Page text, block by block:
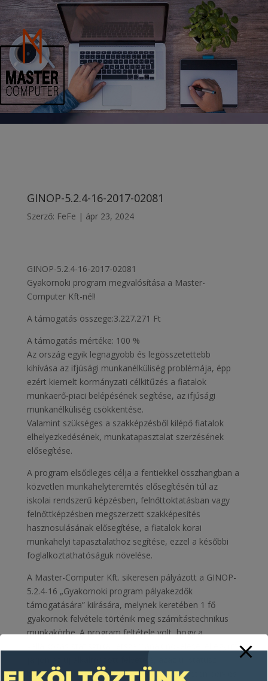
GINOP-5.2.4-16-2017-02081
Szerző: FeFe | ápr 23, 2024
GINOP-5.2.4-16-2017-02081
Gyakornoki program megvalósítása a Master-
Computer Kft-nél!
A támogatás összege:3.227.271 Ft
A támogatás mértéke: 100 %
Az ország egyik legnagyobb és legösszetettebb
kihívása az ifjúsági munkanélküliség problémája, épp
ezért kiemelt kormányzati célkitűzés a fiatalok
munkaerő-piaci belépésének segítése, az ifjúsági
munkanélküliség csökkentése.
Valamint szükséges a szakképzésből kilépő fiatalok
elhelyezkedésének, munkatapasztalat szerzésének
elősegítése.
A program elsődleges célja a fentiekkel összhangban a
közvetlen munkahelyteremtés elősegítésén túl az
iskolai rendszerű képzésben, felnőttoktatásban vagy
felnőttképzésben megszerzett szakképesítés
hasznosulásának elősegítése, a fiatalok korai
munkahelyi tapasztalathoz segítése, ezzel a későbbi
foglalkoztathatóságuk növelése.
A Master-Computer Kft. sikeresen pályázott a GINOP-
5.2.4-16 „Gyakornoki program pályakezdők
támogatására” kiírására, melynek keretében 1 fő
gyakornok felvétele történik meg számítástechnikus
munkakörbe. A program feltétele volt, hogy a
betöltését eredményező foglalkoztatás esetén bér- és
modal-check